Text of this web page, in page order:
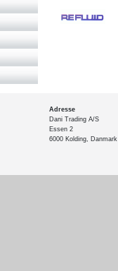
Adresse
Dani Trading A/S
Essen 2
6000 Kolding, Danmark